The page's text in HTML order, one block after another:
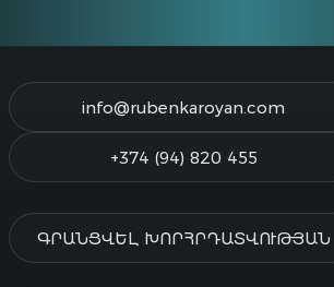
info@rubenkaroyan.com
+374 (94) 820 455
ԳՐԱՆՑՎԵԼ ԽՈՐՀՐԴԱՏՎՈՒԹՅԱՆ